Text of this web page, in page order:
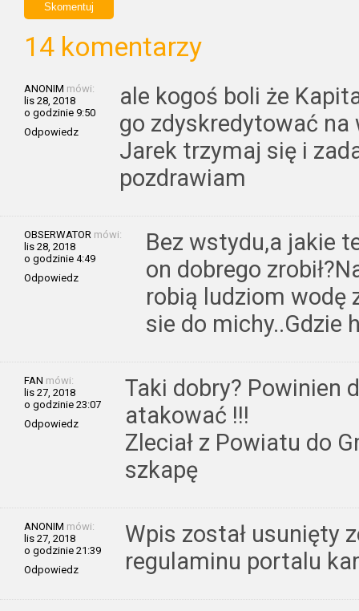
14 komentarzy
ANONIM mówi:
lis 28, 2018
o godzinie 9:50
Odpowiedz
ale kogoś boli że
go zdyskredytować na
Jarek trzymaj się i
pozdrawiam
OBSERWATOR mówi:
lis 28, 2018
o godzinie 4:49
Odpowiedz
Bez wstydu,a jakie
on dobrego
robią ludziom wodę
sie do michy..Gdzie
FAN mówi:
lis 27, 2018
o godzinie 23:07
Odpowiedz
Taki dobry? Powinien
atakować !!!
Zleciał z Powiatu do
szkapę
ANONIM mówi:
lis 27, 2018
o godzinie 21:39
Odpowiedz
Wpis został usunięty
regulaminu portalu